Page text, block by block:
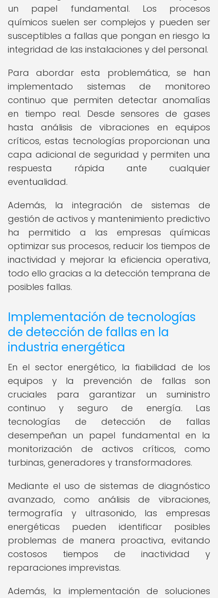
un papel fundamental. Los procesos
químicos suelen ser complejos y pueden ser
susceptibles a fallas que pongan en riesgo la
integridad de las instalaciones y del personal.
Para abordar esta problemática, se han
implementado sistemas de monitoreo
continuo que permiten detectar anomalías
en tiempo real. Desde sensores de gases
hasta análisis de vibraciones en equipos
críticos, estas tecnologías proporcionan una
capa adicional de seguridad y permiten una
respuesta rápida ante cualquier
eventualidad.
Además, la integración de sistemas de
gestión de activos y mantenimiento predictivo
ha permitido a las empresas químicas
optimizar sus procesos, reducir los tiempos de
inactividad y mejorar la eficiencia operativa,
todo ello gracias a la detección temprana de
posibles fallas.
Implementación de tecnologías
de detección de fallas en la
industria energética
En el sector energético, la fiabilidad de los
equipos y la prevención de fallas son
cruciales para garantizar un suministro
continuo y seguro de energía. Las
tecnologías de detección de fallas
desempeñan un papel fundamental en la
monitorización de activos críticos, como
turbinas, generadores y transformadores.
Mediante el uso de sistemas de diagnóstico
avanzado, como análisis de vibraciones,
termografía y ultrasonido, las empresas
energéticas pueden identificar posibles
problemas de manera proactiva, evitando
costosos tiempos de inactividad y
reparaciones imprevistas.
Además, la implementación de soluciones